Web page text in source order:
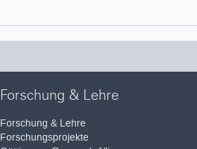
Forschung & Lehre
Forschung & Lehre
Forschungsprojekte